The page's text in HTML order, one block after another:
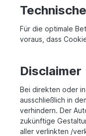
Für die optimale
voraus, dass
Disclaimer
Bei direkten oder
ausschließlich in
verhindern. Der
zukünftige
aller verlinkten /